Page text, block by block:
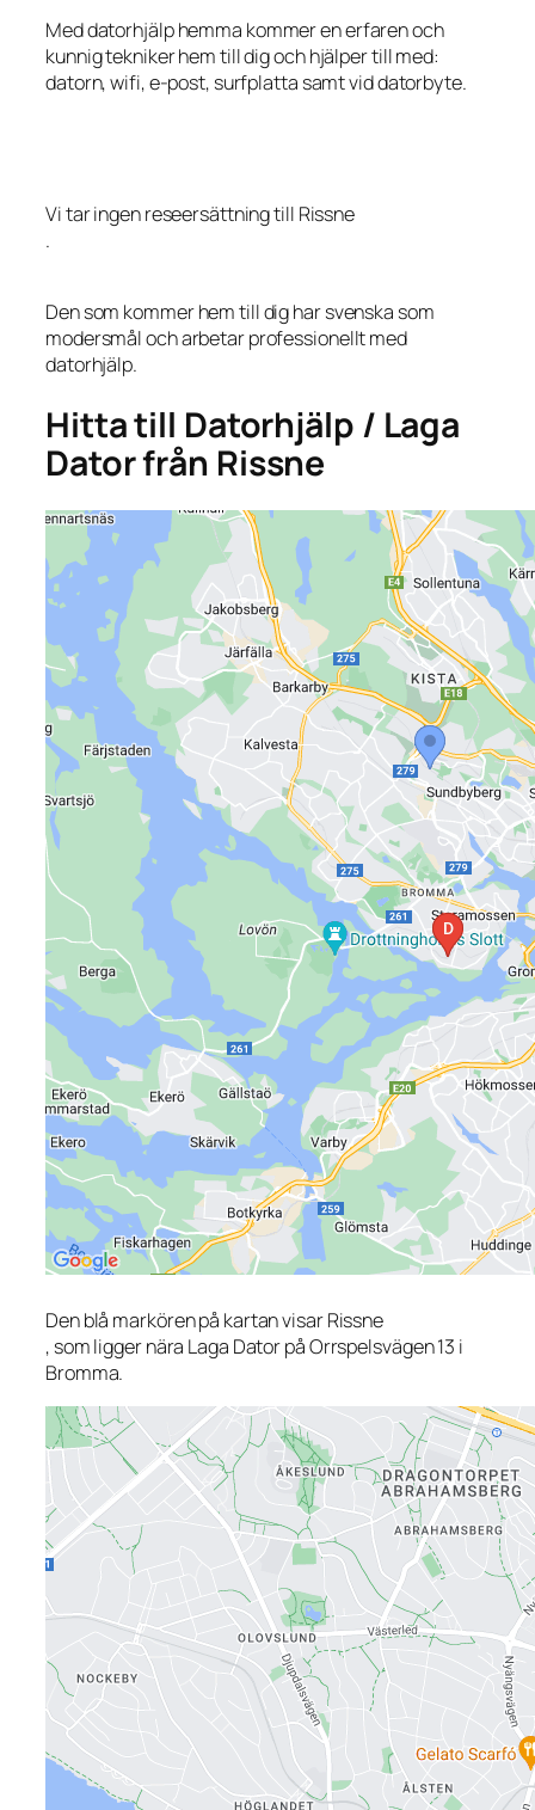
Med datorhjälp hemma kommer en erfaren och
kunnig tekniker hem till dig och hjälper till med:
datorn, wifi, e-post, surfplatta samt vid datorbyte.
Vi tar ingen reseersättning till Rissne
.
Den som kommer hem till dig har svenska som
modersmål och arbetar professionellt med
datorhjälp.
Hitta till Datorhjälp / Laga
Dator från Rissne
Den blå markören på kartan visar Rissne
, som ligger nära Laga Dator på Orrspelsvägen 13 i
Bromma.